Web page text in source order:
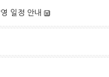
일정 안내